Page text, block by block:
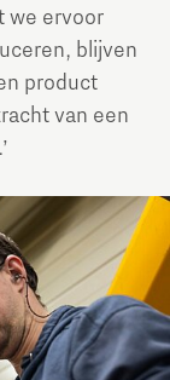
we ervoor
blijven
product
van een